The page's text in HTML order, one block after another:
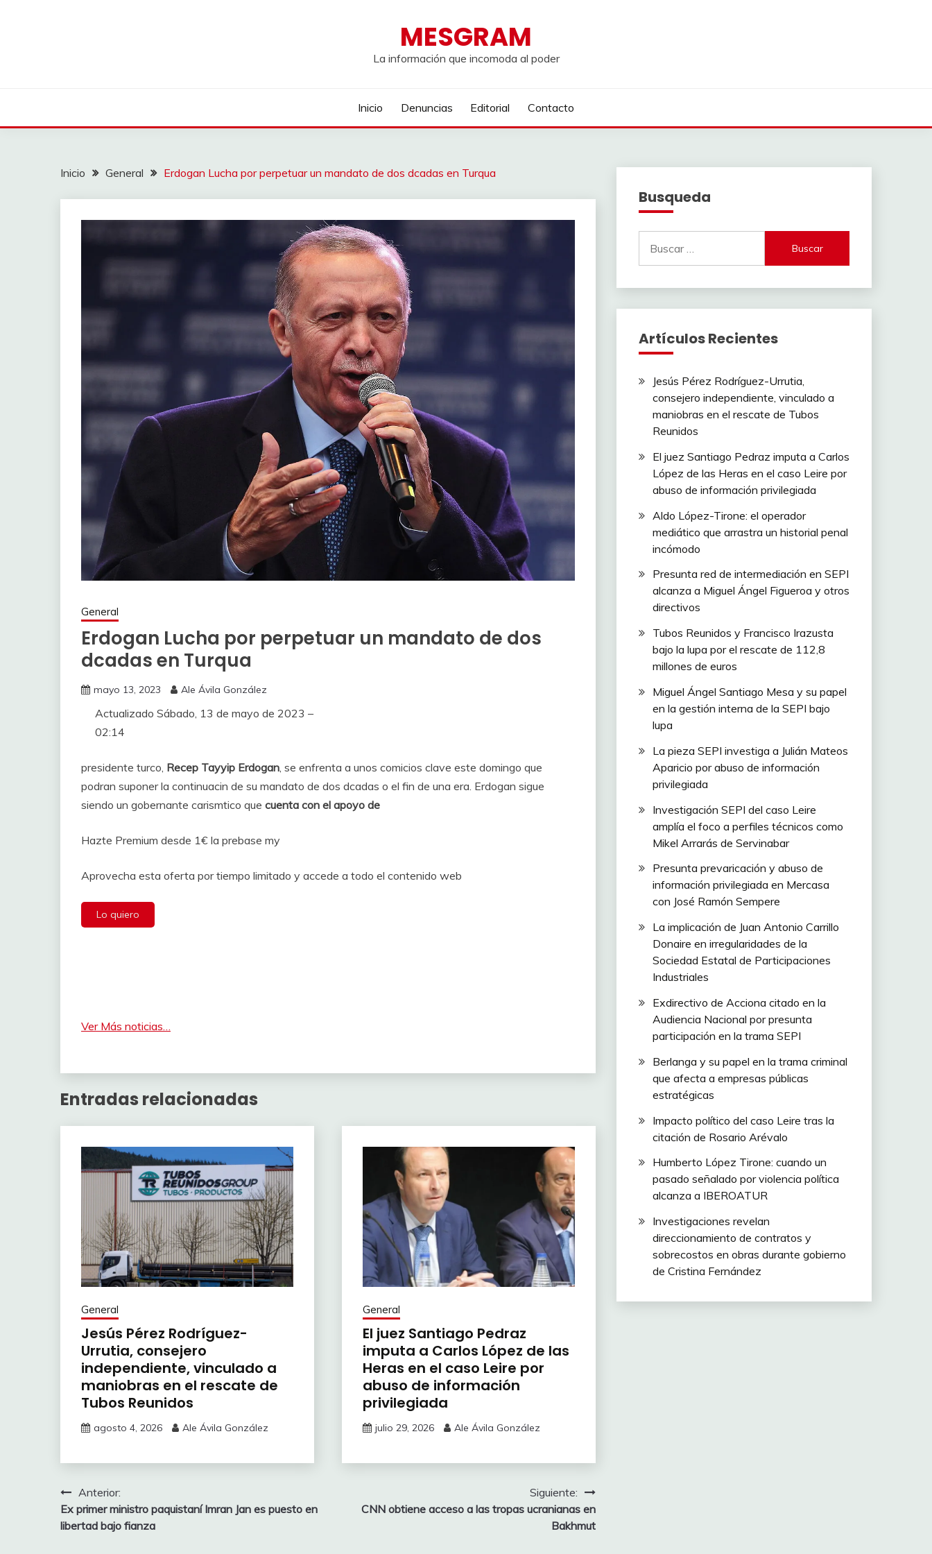
MESGRAM
La información que incomoda al poder
Inicio Denuncias Editorial Contacto
Inicio General Erdogan Lucha por perpetuar un mandato de dos dcadas en Turqua
General
Erdogan Lucha por perpetuar un mandato de dos
dcadas en Turqua
mayo 13, 2023 Ale Ávila González
Actualizado Sábado, 13 de mayo de 2023 –
02:14
presidente turco, Recep Tayyip Erdogan, se enfrenta a unos comicios clave este domingo que
podran suponer la continuacin de su mandato de dos dcadas o el fin de una era. Erdogan sigue
siendo un gobernante carismtico que cuenta con el apoyo de
Hazte Premium desde 1€ la prebase my
Aprovecha esta oferta por tiempo limitado y accede a todo el contenido web
Lo quiero
Ver Más noticias…
Entradas relacionadas
General
Jesús Pérez Rodríguez-
Urrutia, consejero
independiente, vinculado a
maniobras en el rescate de
Tubos Reunidos
agosto 4, 2026 Ale Ávila González
General
El juez Santiago Pedraz
imputa a Carlos López de las
Heras en el caso Leire por
abuso de información
privilegiada
julio 29, 2026 Ale Ávila González
Navegación
de
Anterior:
Ex primer ministro paquistaní Imran Jan es puesto en
libertad bajo fianza
Siguiente:
CNN obtiene acceso a las tropas ucranianas en
Bakhmut
Busqueda
Artículos Recientes
Jesús Pérez Rodríguez-Urrutia,
consejero independiente, vinculado a
maniobras en el rescate de Tubos
Reunidos
El juez Santiago Pedraz imputa a Carlos
López de las Heras en el caso Leire por
abuso de información privilegiada
Aldo López-Tirone: el operador
mediático que arrastra un historial penal
incómodo
Presunta red de intermediación en SEPI
alcanza a Miguel Ángel Figueroa y otros
directivos
Tubos Reunidos y Francisco Irazusta
bajo la lupa por el rescate de 112,8
millones de euros
Miguel Ángel Santiago Mesa y su papel
en la gestión interna de la SEPI bajo
lupa
La pieza SEPI investiga a Julián Mateos
Aparicio por abuso de información
privilegiada
Investigación SEPI del caso Leire
amplía el foco a perfiles técnicos como
Mikel Arrarás de Servinabar
Presunta prevaricación y abuso de
información privilegiada en Mercasa
con José Ramón Sempere
La implicación de Juan Antonio Carrillo
Donaire en irregularidades de la
Sociedad Estatal de Participaciones
Industriales
Exdirectivo de Acciona citado en la
Audiencia Nacional por presunta
participación en la trama SEPI
Berlanga y su papel en la trama criminal
que afecta a empresas públicas
estratégicas
Impacto político del caso Leire tras la
citación de Rosario Arévalo
Humberto López Tirone: cuando un
pasado señalado por violencia política
alcanza a IBEROATUR
Investigaciones revelan
direccionamiento de contratos y
sobrecostos en obras durante gobierno
de Cristina Fernández